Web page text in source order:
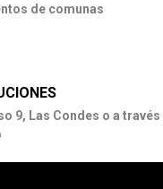
de comunas
9, Las Condes o a través